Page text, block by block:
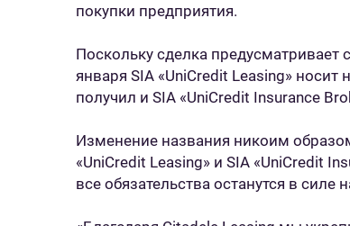
покупки предприятия.
Поскольку сделка предусматривает
января SIA «UniCredit Leasing»
получил и SIA «UniCredit Insurance
Изменение названия никоим
«UniCredit Leasing» и SIA «UniCredit
все обязательства останутся в силе